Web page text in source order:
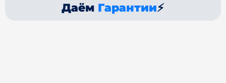
Даём Гарантии⚡